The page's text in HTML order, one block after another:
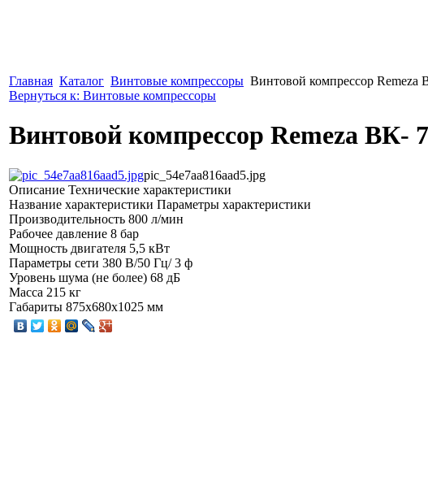
Главная Каталог Винтовые компрессоры Винтовой компрессор Remeza
Вернуться к: Винтовые компрессоры
Винтовой компрессор Remeza ВК-
pic_54e7aa816aad5.jpg
Описание Технические характеристики
Название характеристики Параметры характеристики
Производительность 800 л/мин
Рабочее давление 8 бар
Мощность двигателя 5,5 кВт
Параметры сети 380 В/50 Гц/ 3 ф
Уровень шума (не более) 68 дБ
Масса 215 кг
Габариты 875x680x1025 мм